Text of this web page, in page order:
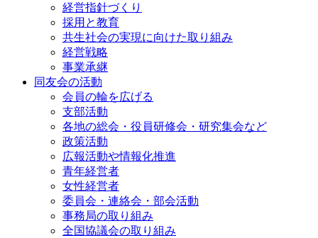
経営指針づくり
採用と教育
共生社会の実現に向けた取り組み
経営戦略
事業承継
同友会の活動
会員の輪を広げる
支部活動
各地の総会・役員研修会・研究集会など
政策活動
広報活動や情報化推進
青年経営者
女性経営者
委員会・連絡会・部会活動
事務局の取り組み
全国協議会の取り組み